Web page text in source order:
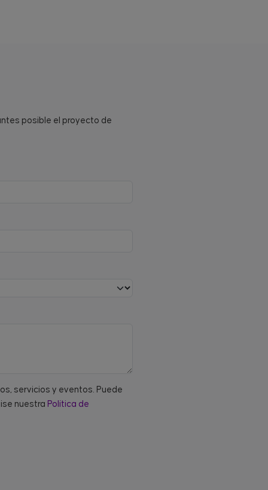
posible el proyecto de
servicios y eventos. Puede
nuestra Política de